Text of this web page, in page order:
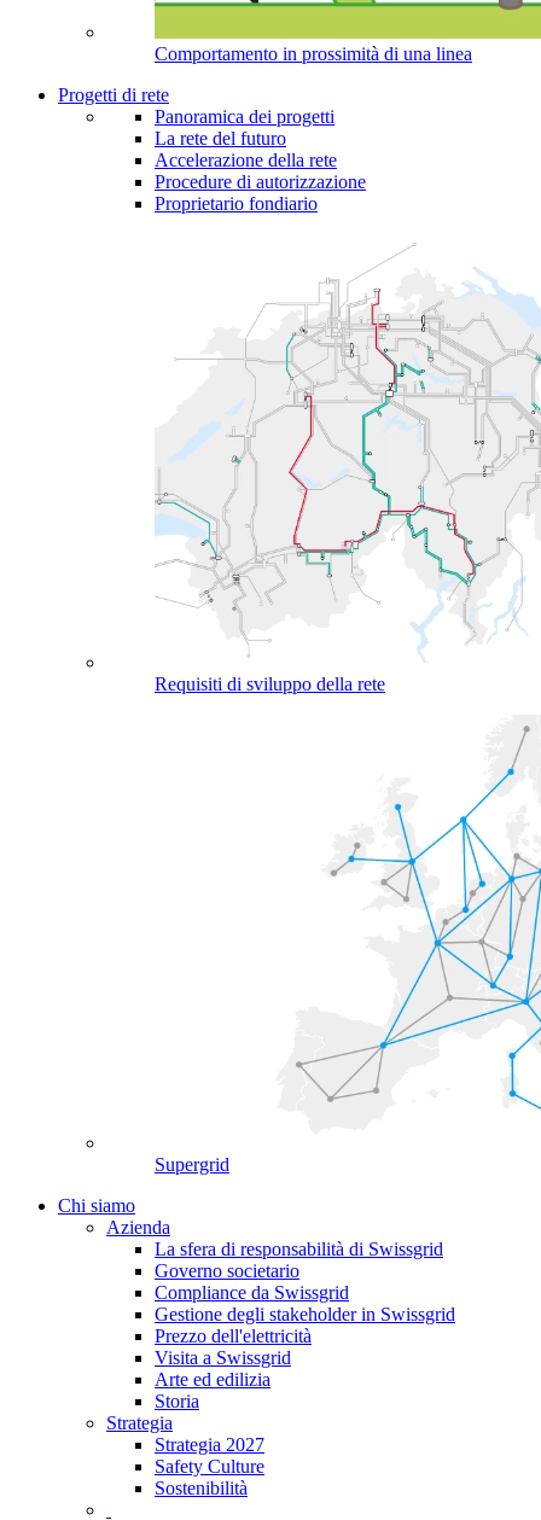
Comportamento in prossimità di una linea
Progetti di rete
Panoramica dei progetti
La rete del futuro
Accelerazione della rete
Procedure di autorizzazione
Proprietario fondiario
Requisiti di sviluppo della rete
Supergrid
Chi siamo
Azienda
La sfera di responsabilità di Swissgrid
Governo societario
Compliance da Swissgrid
Gestione degli stakeholder in Swissgrid
Prezzo dell'elettricità
Visita a Swissgrid
Arte ed edilizia
Storia
Strategia
Strategia 2027
Safety Culture
Sostenibilità